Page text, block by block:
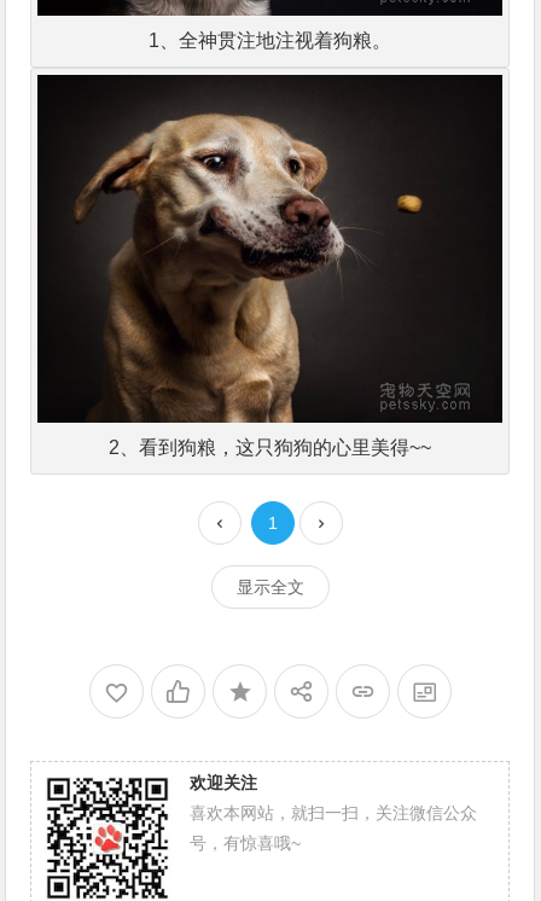
1、全神贯注地注视着狗粮。
2、看到狗粮，这只狗狗的心里美得~~
1
显示全文
欢迎关注
喜欢本网站，就扫一扫，关注微信公众
号，有惊喜哦~